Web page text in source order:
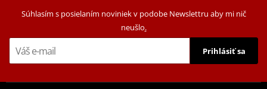
Súhlasím s posielaním noviniek v podobe Newslettru aby mi nič
neušlo.
Prihlásiť sa